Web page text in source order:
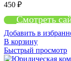
450 ₽
Смотреть
Добавить в
В корзину
Быстрый просмотр